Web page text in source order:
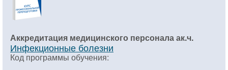
Аккредитация медицинского персонала ак.ч.
Инфекционные болезни
Код программы обучения: